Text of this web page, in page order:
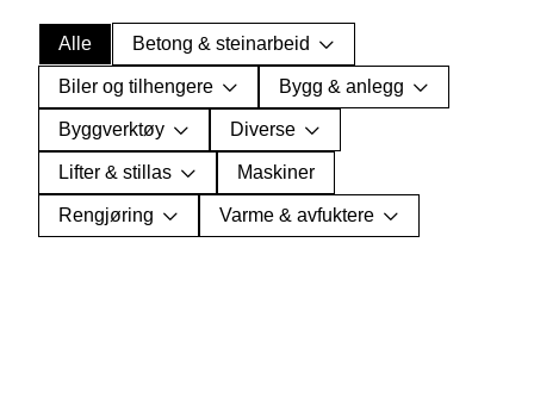
Alle Betong & steinarbeid
Biler og tilhengere Bygg & anlegg
Byggverktøy Diverse
Lifter & stillas Maskiner
Rengjøring Varme & avfuktere